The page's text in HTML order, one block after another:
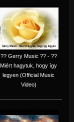
?? Gerry Music ?? - ??
Miért hagytuk, hogy így
legyen (Official Music
Video)